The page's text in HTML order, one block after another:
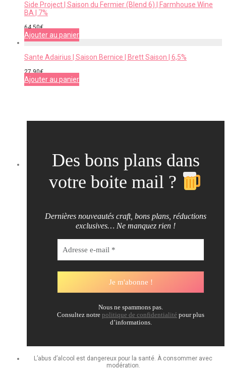
Side Project | Saison du Fermier (Blend 6) | Farmhouse Wine
BA | 7%
64,50€
Ajouter au panier
Sante Adairius | Saison Bernice | Brett Saison | 6,5%
27,90€
Ajouter au panier
Des bons plans dans
votre boite mail ?
Dernières nouveautés craft, bons plans, réductions
exclusives… Ne manquez rien !
Nous ne spammons pas.
Consultez notre politique de confidentialité pour plus
d’informations.
L’abus d’alcool est dangereux pour la santé. À consommer avec
modération.